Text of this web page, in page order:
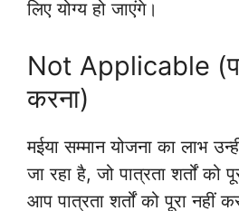
लिए योग्य हो जाएंगे।
Not Applicable
करना)
मईया सम्मान योजना का लाभ
जा रहा है, जो पात्रता शर्तों को
आप पात्रता शर्तों को पूरा नहीं